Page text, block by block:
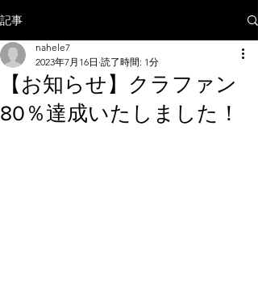
記事
【お知らせ】クラファン
80％達成いたしました！
nahele7
2023年7月16日 読了時間: 1分